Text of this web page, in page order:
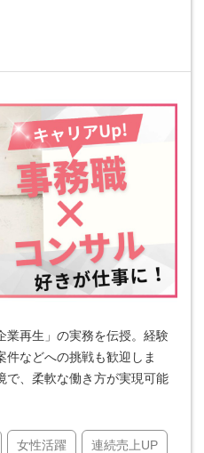
業再生」の実務を伝授。経験
件などへの挑戦も歓迎しま
で、柔軟な働き方が実現可能
女性活躍 連続売上UP